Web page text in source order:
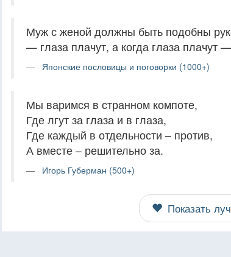
Муж с женой должны быть подобны
— глаза плачут, а когда глаза плачут
Японские пословицы и поговорки (1000+)
Мы варимся в странном компоте,
Где лгут за глаза и в глаза,
Где каждый в отдельности – против,
А вместе – решительно за.
Игорь Губерман (500+)
Показать